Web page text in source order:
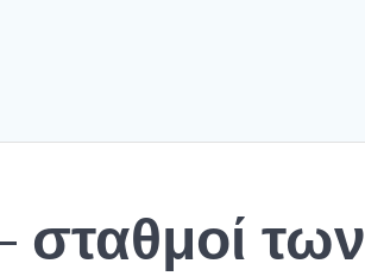
σταθμοί των